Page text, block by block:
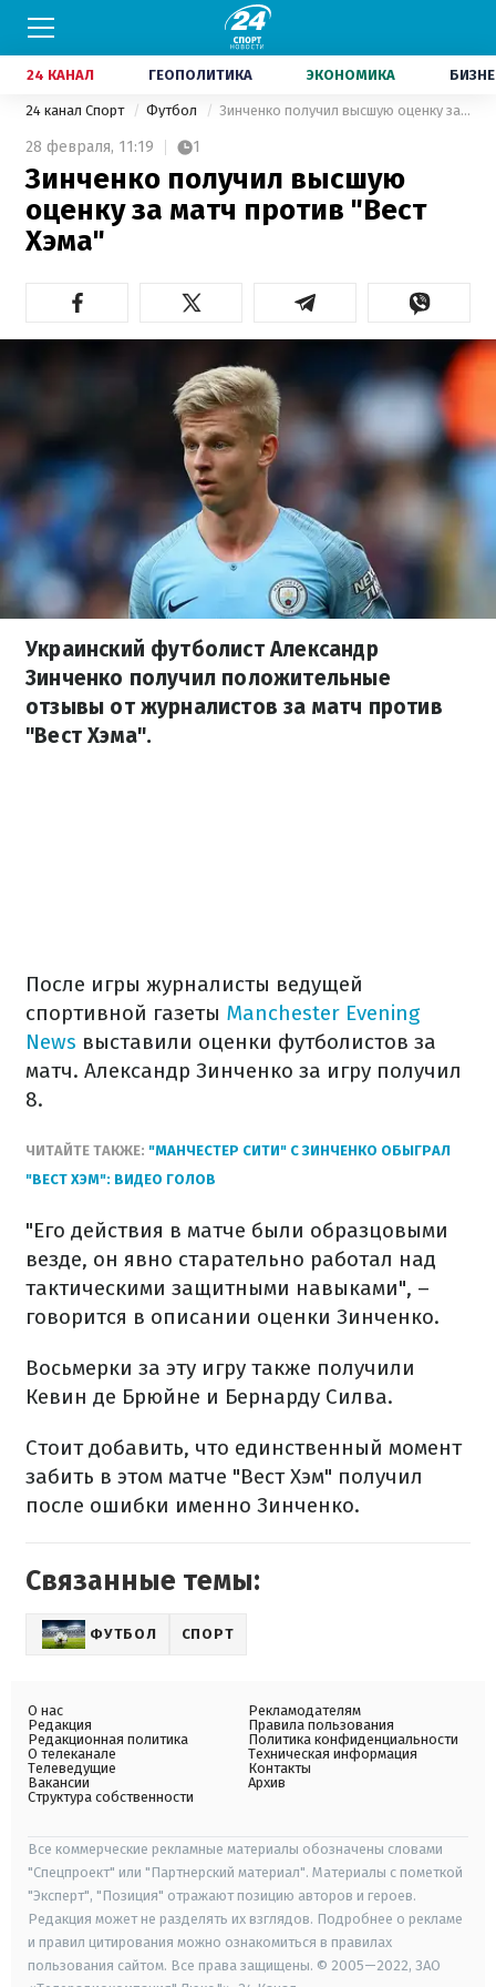
24 КАНАЛ ГЕОПОЛИТИКА ЭКОНОМИКА
24 канал Спорт Футбол Зинченко получил высшую оценку за матч против "Вест Хэма"
28 февраля, 11:19 1
Зинченко получил высшую
оценку за матч против "Вест
Хэма"
Украинский футболист Александр
Зинченко получил положительные
отзывы от журналистов за матч против
"Вест Хэма".
После игры журналисты ведущей
спортивной газеты Manchester Evening
News выставили оценки футболистов за
матч. Александр Зинченко за игру получил
8.
ЧИТАЙТЕ ТАКЖЕ: "МАНЧЕСТЕР СИТИ" С ЗИНЧЕНКО ОБЫГРАЛ
"ВЕСТ ХЭМ": ВИДЕО ГОЛОВ
"Его действия в матче были образцовыми
везде, он явно старательно работал над
тактическими защитными навыками", –
говорится в описании оценки Зинченко.
Восьмерки за эту игру также получили
Кевин де Брюйне и Бернарду Силва.
Стоит добавить, что единственный момент
забить в этом матче "Вест Хэм" получил
после ошибки именно Зинченко.
Связанные темы:
ФУТБОЛ СПОРТ
О нас
Редакция
Редакционная политика
О телеканале
Телеведущие
Вакансии
Структура собственности
Рекламодателям
Правила пользования
Политика конфиденциальности
Техническая информация
Контакты
Архив
Все коммерческие рекламные материалы обозначены словами
"Спецпроект" или "Партнерский материал". Материалы с пометкой
"Эксперт", "Позиция" отражают позицию авторов и героев.
Редакция может не разделять их взглядов. Подробнее о рекламе
и правил цитирования можно ознакомиться в правилах
пользования сайтом. Все права защищены. © 2005—2022, ЗАО